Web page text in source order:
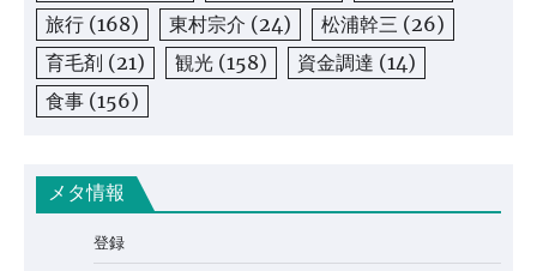
旅行 (168) 東村宗介 (24) 松浦幹三 (26)
育毛剤 (21) 観光 (158) 資金調達 (14)
食事 (156)
メタ情報
登録